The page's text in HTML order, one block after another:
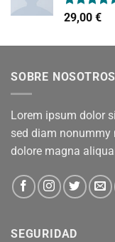
Valorado
con
29,00 €
SOBRE NOSOTROS
Lorem ipsum dolor
sed diam
dolore magna
SEGURIDAD